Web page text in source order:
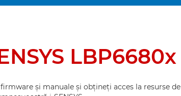
LBP6680x
şi manuale şi obţineţi acces la resurse de